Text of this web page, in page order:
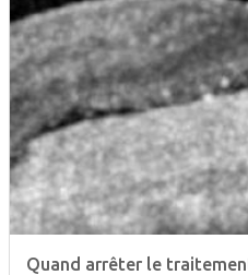
Quand arrêter le